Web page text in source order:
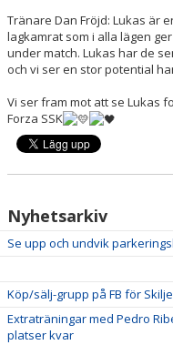
BOKNING KLUBBHUSET
VÅRA AVGIFTER
VÅR HISTORIA
Tränare Dan Fröjd: Lukas är
lagkamrat som i alla lägen
under match. Lukas har de
och vi ser en stor potential
Vi ser fram mot att se Lukas
Forza SSK
Nyhetsarkiv
Se upp och undvik
Köp/sälj-grupp på FB för
Extraträningar med Pedro
platser kvar